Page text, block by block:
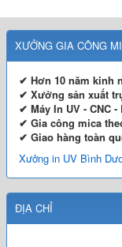
XƯỞNG GIA CÔNG
✔ Hơn 10 năm kinh
✔ Xưởng sản xuất
✔ Máy In UV - CNC
✔ Gia công mica
✔ Giao hàng toàn
Xưởng in UV Bình
ĐỊA CHỈ